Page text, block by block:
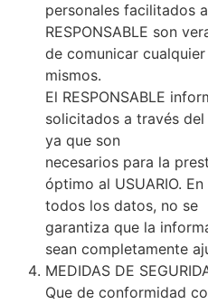
personales facilitados
RESPONSABLE son
de comunicar
mismos.
El RESPONSABLE
solicitados a través
ya que son
necesarios para la
óptimo al USUARIO.
todos los datos, no se
garantiza que la
sean completamente
MEDIDAS DE
Que de conformidad